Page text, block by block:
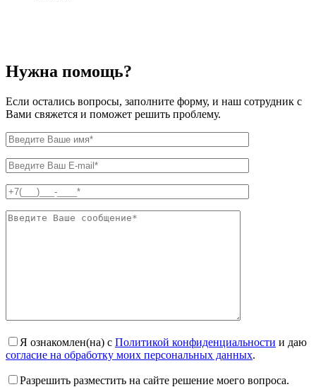
Нужна помощь?
Если остались вопросы, заполните форму, и наш сотрудник с
Вами свяжется и поможет решить проблему.
Я ознакомлен(на) с Политикой конфиденциальности и даю
согласие на обработку моих персональных данных.
Разрешить разместить на сайте решение моего вопроса.